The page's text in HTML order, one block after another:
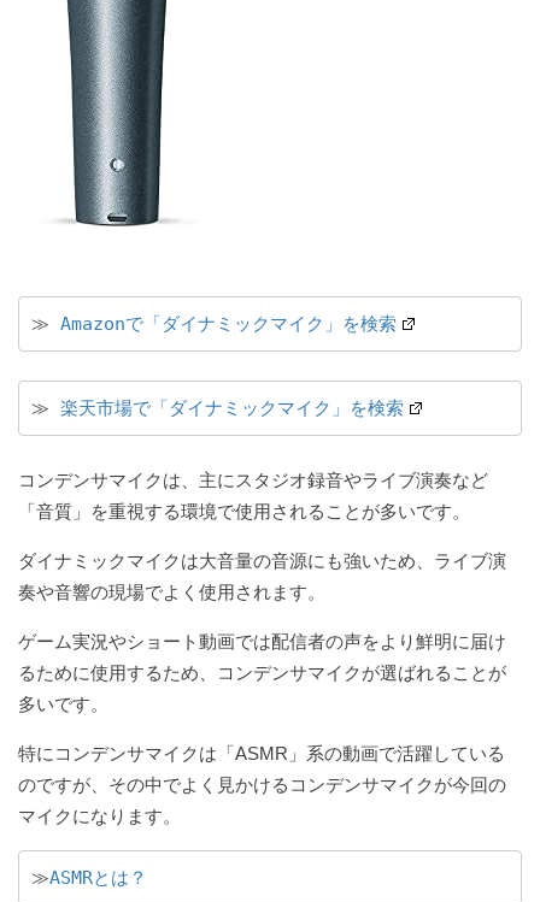
≫ Amazonで「ダイナミックマイク」を検索
≫ 楽天市場で「ダイナミックマイク」を検索
コンデンサマイクは、主にスタジオ録音やライブ演奏など
「音質」を重視する環境で使用されることが多いです。
ダイナミックマイクは大音量の音源にも強いため、ライブ演
奏や音響の現場でよく使用されます。
ゲーム実況やショート動画では配信者の声をより鮮明に届け
るために使用するため、コンデンサマイクが選ばれることが
多いです。
特にコンデンサマイクは「ASMR」系の動画で活躍している
のですが、その中でよく見かけるコンデンサマイクが今回の
マイクになります。
≫ASMRとは？